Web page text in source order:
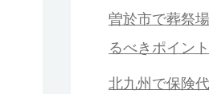
曽於市で葬祭
るべきポイン
北九州で保険